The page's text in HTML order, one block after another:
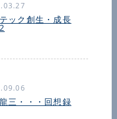
ック創生・成長
三・・・回想録